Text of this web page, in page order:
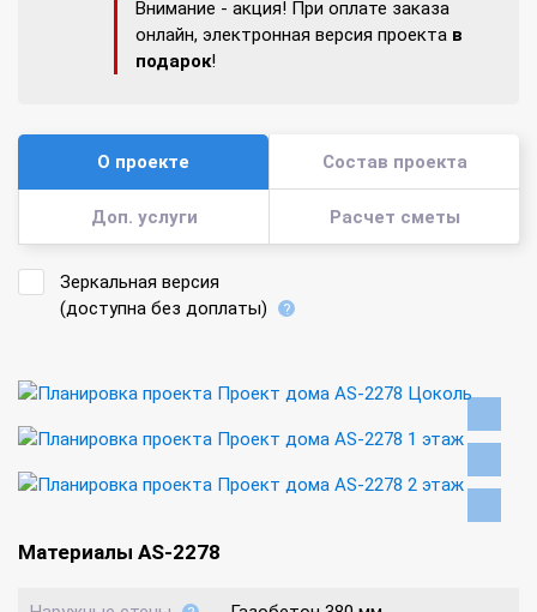
Внимание - акция! При оплате заказа
онлайн, электронная версия проекта в
подарок!
О проекте Состав проекта
Доп. услуги Расчет сметы
Зеркальная версия
(доступна без доплаты)
Материалы AS-2278